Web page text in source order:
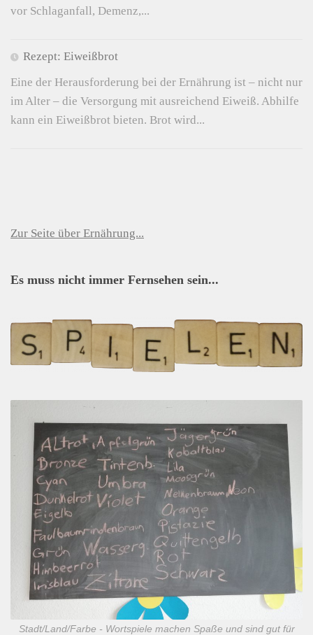
vor Schlaganfall, Demenz,...
Rezept: Eiweißbrot
Eine der Herausforderung bei der Ernährung ist – nicht nur
im Alter – die Versorgung mit ausreichend Eiweiß. Abhilfe
kann ein Eiweißbrot bieten. Brot wird...
Zur Seite über Ernährung...
Es muss nicht immer Fernsehen sein...
Stadt/Land/Farbe - Wortspiele machen Spaße und sind gut für